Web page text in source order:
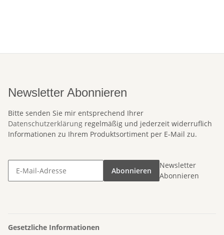
Newsletter Abonnieren
Bitte senden Sie mir entsprechend Ihrer
Datenschutzerklärung regelmäßig und jederzeit widerruflich
Informationen zu Ihrem Produktsortiment per E-Mail zu.
Abonnieren
Newsletter
Abonnieren
Gesetzliche Informationen